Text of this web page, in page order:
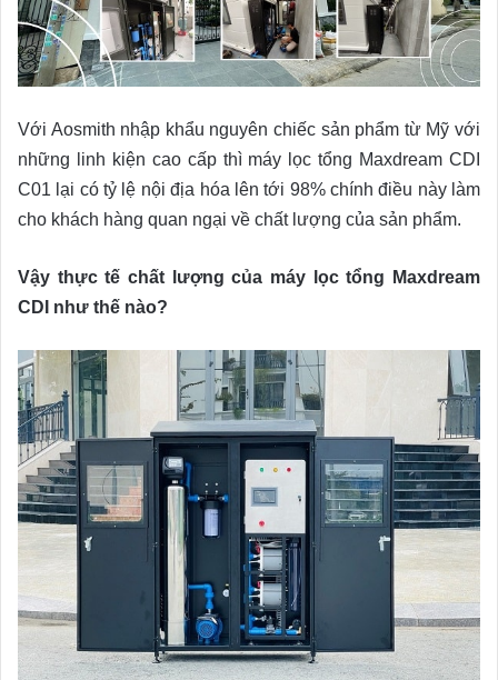
Với Aosmith nhập khẩu nguyên chiếc sản phẩm từ Mỹ với
những linh kiện cao cấp thì máy lọc tổng Maxdream CDI
C01 lại có tỷ lệ nội địa hóa lên tới 98% chính điều này làm
cho khách hàng quan ngại về chất lượng của sản phẩm.
Vậy thực tế chất lượng của máy lọc tổng Maxdream
CDI như thế nào?